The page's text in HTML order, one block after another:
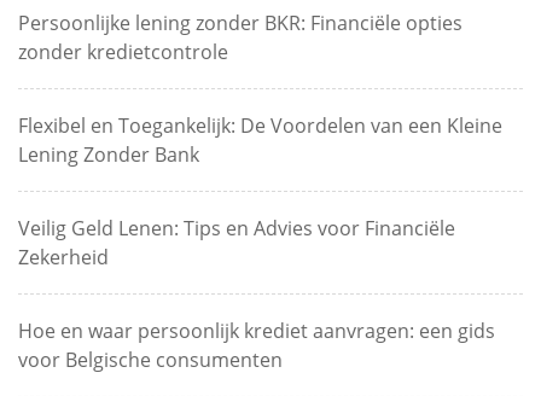
Persoonlijke lening zonder BKR: Financiële opties
zonder kredietcontrole
Flexibel en Toegankelijk: De Voordelen van een Kleine
Lening Zonder Bank
Veilig Geld Lenen: Tips en Advies voor Financiële
Zekerheid
Hoe en waar persoonlijk krediet aanvragen: een gids
voor Belgische consumenten